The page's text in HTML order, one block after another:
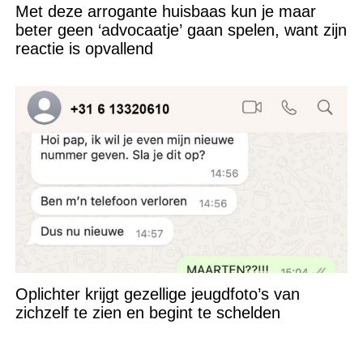
Met deze arrogante huisbaas kun je maar
beter geen ‘advocaatje’ gaan spelen, want zijn
reactie is opvallend
Oplichter krijgt gezellige jeugdfoto’s van
zichzelf te zien en begint te schelden